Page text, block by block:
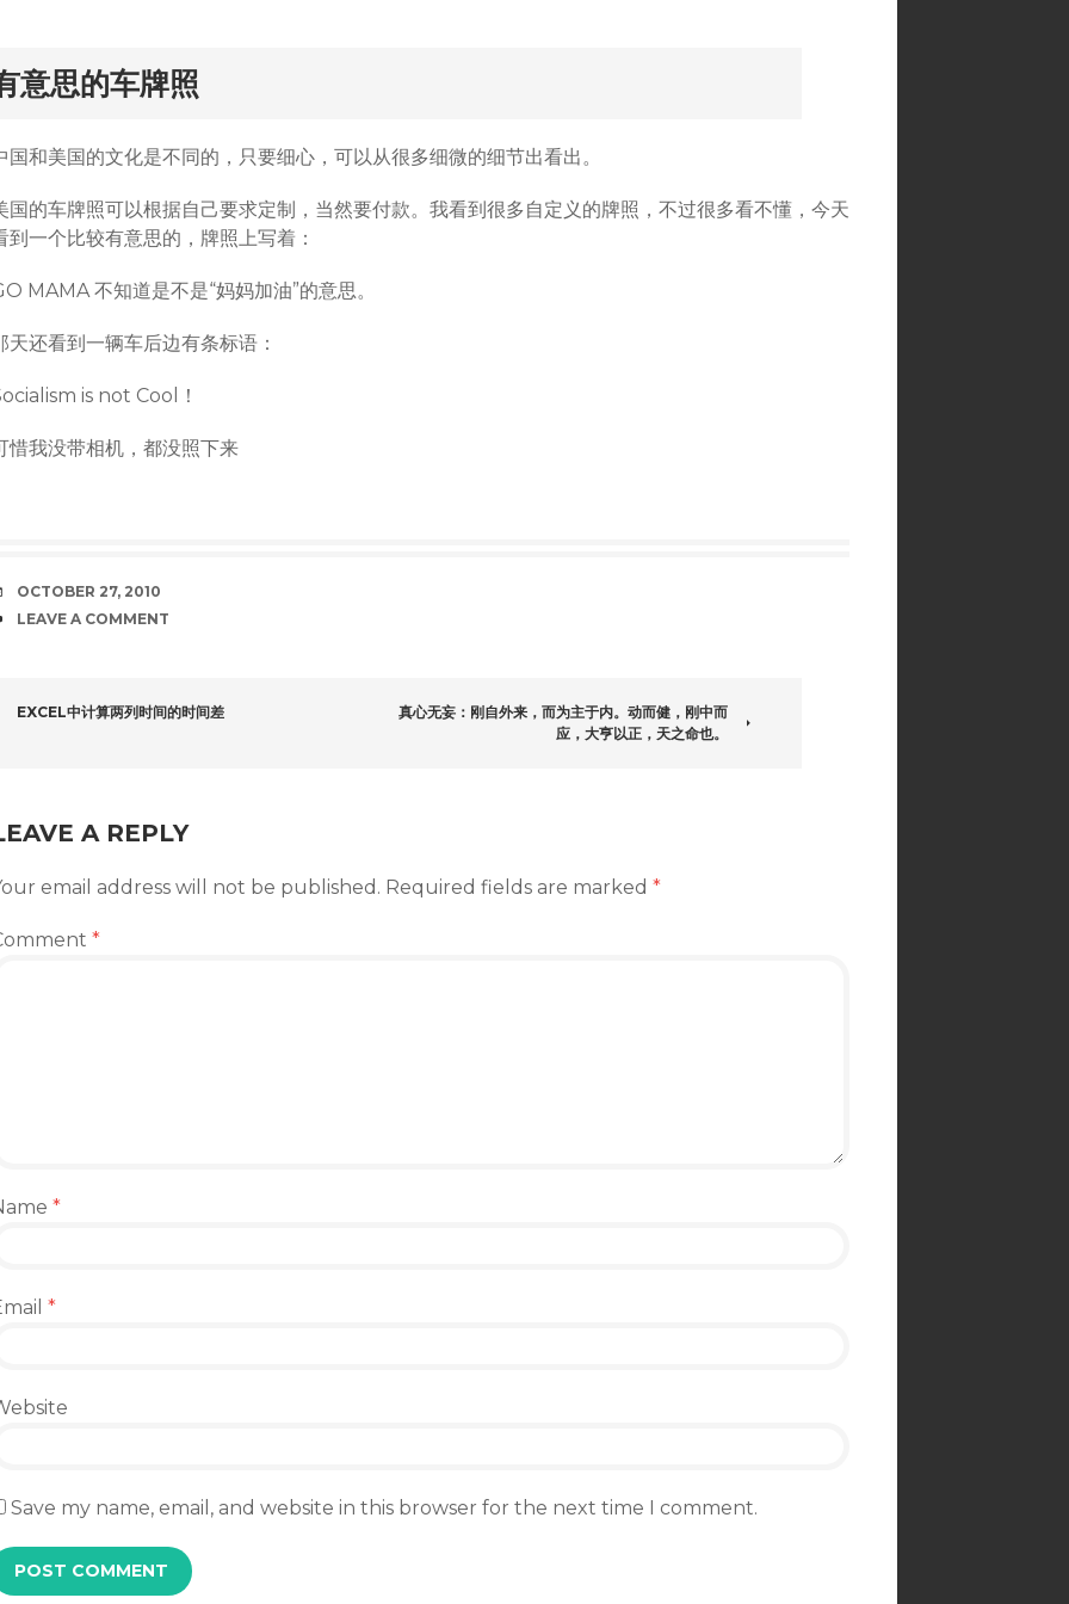
意思的车牌照
国和美国的文化是不同的，只要细心，可以从很多细微的细节出看出。
国的车牌照可以根据自己要求定制，当然要付款。我看到很多自定义的牌照，不过很多看不懂，今天
到一个比较有意思的，牌照上写着：
MAMA 不知道是不是“妈妈加油”的意思。
天还看到一辆车后边有条标语：
is not Cool！
惜我没带相机，都没照下来
DATE
OCTOBER 27, 2010
COMMENTS
LEAVE A COMMENT
EXCEL中计算两列时间的时间差
真心无妄：刚自外来，而为主于内。动而健，刚中而
应，大亨以正，天之命也。
A REPLY
email address will not be published. Required fields are marked *
*
*
*
Save my name, email, and website in this browser for the next time I comment.